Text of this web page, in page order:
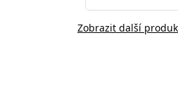
Zobrazit další